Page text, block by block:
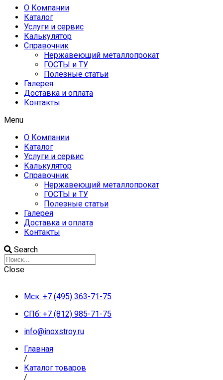
О Компании
Каталог
Услуги и сервис
Калькулятор
Справочник
Нержавеющий металлопрокат
ГОСТЫ и ТУ
Полезные статьи
Галерея
Доставка и оплата
Контакты
Menu
О Компании
Каталог
Услуги и сервис
Калькулятор
Справочник
Нержавеющий металлопрокат
ГОСТЫ и ТУ
Полезные статьи
Галерея
Доставка и оплата
Контакты
Search
Close
Мск: +7 (495) 363-71-75
СПб: +7 (812) 985-71-75
info@inoxstroy.ru
Главная
/
Каталог товаров
/